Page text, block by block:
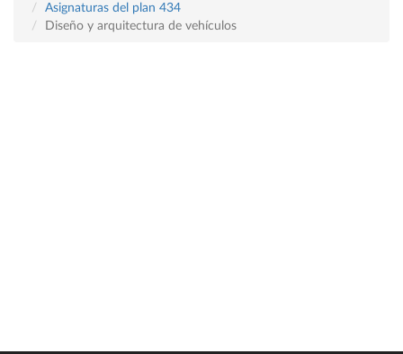
Asignaturas del plan 434
Diseño y arquitectura de vehículos